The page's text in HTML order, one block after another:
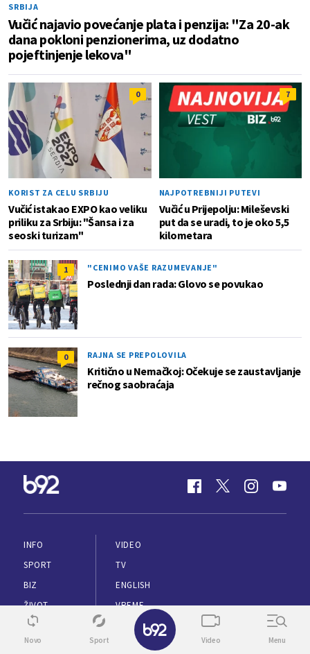
SRBIJA
Vučić najavio povećanje plata i penzija: "Za 20-ak
dana pokloni penzionerima, uz dodatno
pojeftinjenje lekova"
0
KORIST ZA CELU SRBIJU
Vučić istakao EXPO kao veliku
priliku za Srbiju: "Šansa i za
seoski turizam"
7
NAJPOTREBNIJI PUTEVI
Vučić u Prijepolju: Mileševski
put da se uradi, to je oko 5,5
kilometara
1 "CENIMO VAŠE RAZUMEVANJE"
Poslednji dan rada: Glovo se povukao
0 RAJNA SE PREPOLOVILA
Kritično u Nemačkoj: Očekuje se zaustavljanje
rečnog saobraćaja
INFO
SPORT
BIZ
ŽIVOT
ZDRAVLJE
PUTOVANJA
VIDEO
TV
ENGLISH
VREME
Novo Sport Video Menu
✕